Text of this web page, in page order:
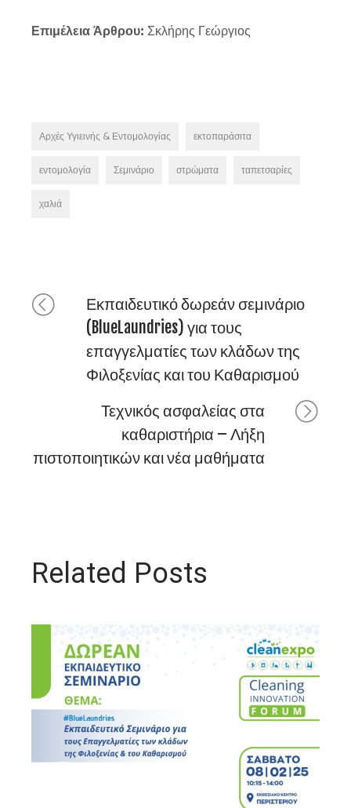
Επιμέλεια Άρθρου: Σκλήρης Γεώργιος
Αρχές Υγιεινής & Εντομολογίας εκτοπαράσιτα
εντομολογία Σεμινάριο στρώματα ταπετσαρίες
χαλιά
Εκπαιδευτικό δωρεάν σεμινάριο
(BlueLaundries) για τους
επαγγελματίες των κλάδων της
Φιλοξενίας και του Καθαρισμού
Τεχνικός ασφαλείας στα
καθαριστήρια – Λήξη
πιστοποιητικών και νέα μαθήματα
Related Posts